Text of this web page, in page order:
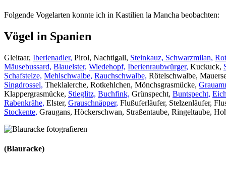
Folgende Vogelarten konnte ich in Kastilien la Mancha beobachten:
Vögel in Spanien
Gleitaar, Iberienadler, Pirol, Nachtigall, Steinkauz, Schwarzmilan,
Mäusebussard, Blauelster, Wiedehopf, Iberienraubwürger, Kuckuck,
Schafstelze, Mehlschwalbe, Rauchschwalbe, Rötelschwalbe,
Singdrossel, Theklalerche, Rotkehlchen, Mönchsgrasmücke,
Klappergrasmücke, Stieglitz, Buchfink, Grünspecht, Buntspecht,
Rabenkrähe, Elster, Grauschnäpper, Flußuferläufer, Stelzenläufer,
Stockente, Graugans, Höckerschwan, Straßentaube, Ringeltaube,
(Blauracke)